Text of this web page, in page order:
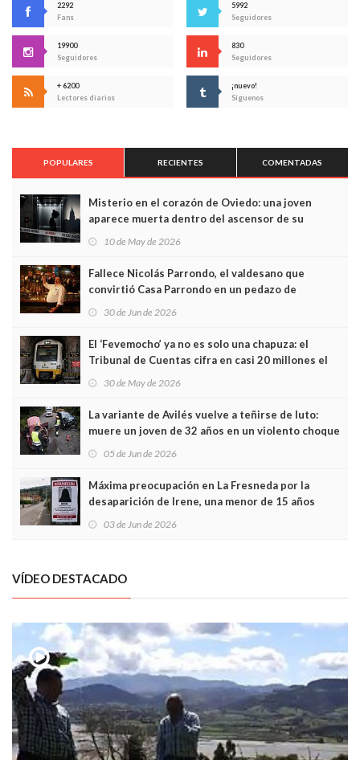
2292
Fans
5992
Seguidores
19900
Seguidores
830
Seguidores
+ 6200
Lectores diarios
¡nuevo!
Síguenos
POPULARES RECIENTES COMENTADAS
Misterio en el corazón de Oviedo: una joven
aparece muerta dentro del ascensor de su
edificio y las cámaras captan sus últimos minutos
10 de May de 2026
Fallece Nicolás Parrondo, el valdesano que
convirtió Casa Parrondo en un pedazo de
Asturias en Madrid
30 de Jun de 2026
El ‘Fevemocho’ ya no es solo una chapuza: el
Tribunal de Cuentas cifra en casi 20 millones el
sobrecoste de los trenes que no cabían por los
30 de May de 2026
La variante de Avilés vuelve a teñirse de luto:
muere un joven de 32 años en un violento choque
frontal
05 de Jun de 2026
Máxima preocupación en La Fresneda por la
desaparición de Irene, una menor de 15 años
03 de Jun de 2026
VÍDEO DESTACADO